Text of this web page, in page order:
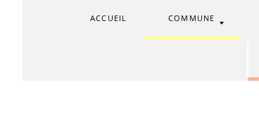
ACCUEIL COMMUNE